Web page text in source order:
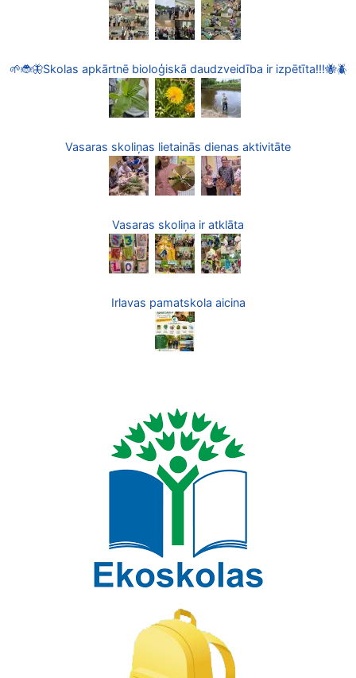
🌱🐞🦋Skolas apkārtnē bioloģiskā daudzveidība ir izpētīta!!!🐝🪲
Vasaras skoliņas lietainās dienas aktivitāte
Vasaras skoliņa ir atklāta
Irlavas pamatskola aicina